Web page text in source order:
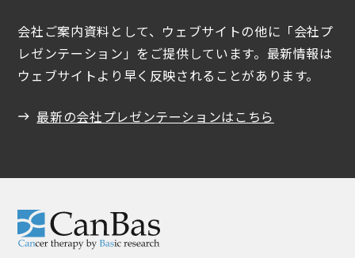
会社ご案内資料として、ウェブサイトの他に「会社プ
レゼンテーション」をご提供しています。最新情報は
ウェブサイトより早く反映されることがあります。
最新の会社プレゼンテーションはこちら